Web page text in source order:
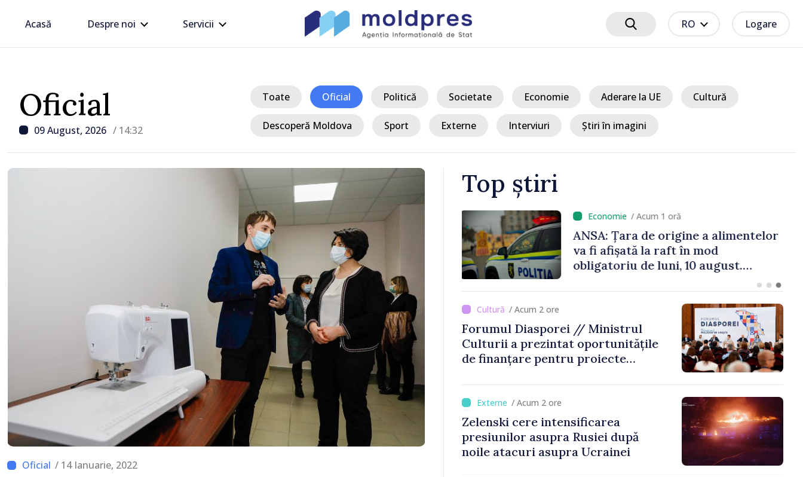
Acasă Despre noi Servicii RO Logare
Oficial
09 August, 2026 / 14:32
Toate Oficial Politică Societate Economie Aderare la UE Cultură
Descoperă Moldova Sport Externe Interviuri Știri în imagini
/ 14 Ianuarie, 2022
Top știri
/ Acum 50 minute
UPDATE // Explozie la Crocmaz,
Ștefan Vodă. Fragmente ale unei
drone de luptă depistate la fața
/ Acum 1 oră
ANSA: Țara de origine a alimentelor
va fi afișată la raft în mod
obligatoriu de luni, 10 august.
Comercianții riscă amenzi de zeci
/ Acum 2 ore
Forumul Diasporei // Ministrul
Culturii a prezintat oportunitățile
de finanțare pentru proiecte
/ Acum 2 ore
Zelenski cere intensificarea
presiunilor asupra Rusiei după
noile atacuri asupra Ucrainei